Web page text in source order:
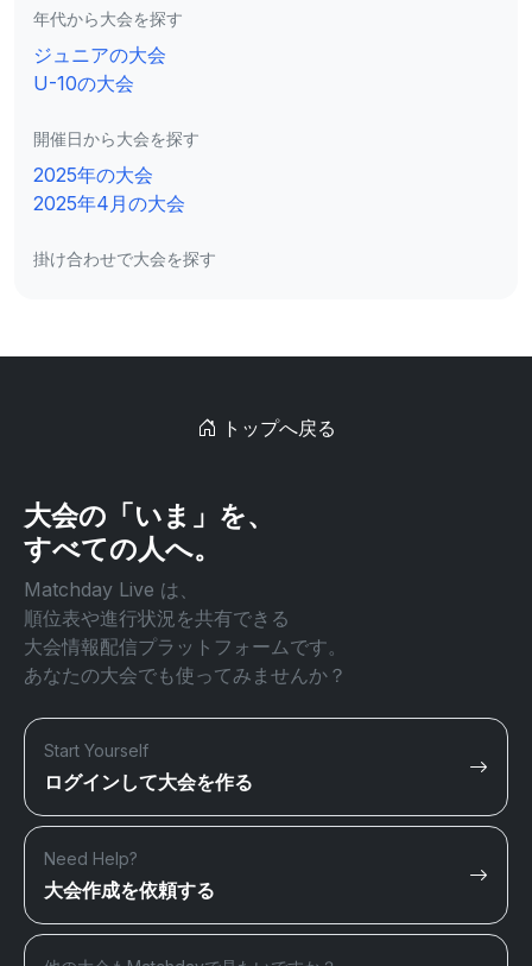
年代から大会を探す
ジュニアの大会
U-10の大会
開催日から大会を探す
2025年の大会
2025年4月の大会
掛け合わせで大会を探す
トップへ戻る
大会の「いま」を、
すべての人へ。
Matchday Live は、
順位表や進行状況を共有できる
大会情報配信プラットフォームです。
あなたの大会でも使ってみませんか？
Start Yourself
ログインして大会を作る
Need Help?
大会作成を依頼する